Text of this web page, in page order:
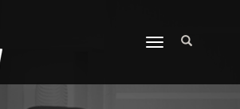
ALTERNAR